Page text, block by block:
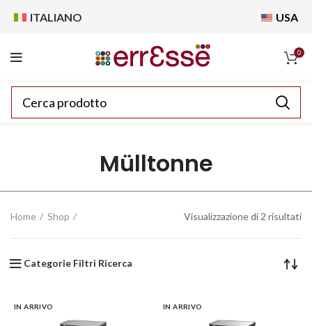
ITALIANO USA
0
Mülltonne
Home Shop Visualizzazione di 2 risultati
Categorie Filtri Ricerca
IN ARRIVO IN ARRIVO